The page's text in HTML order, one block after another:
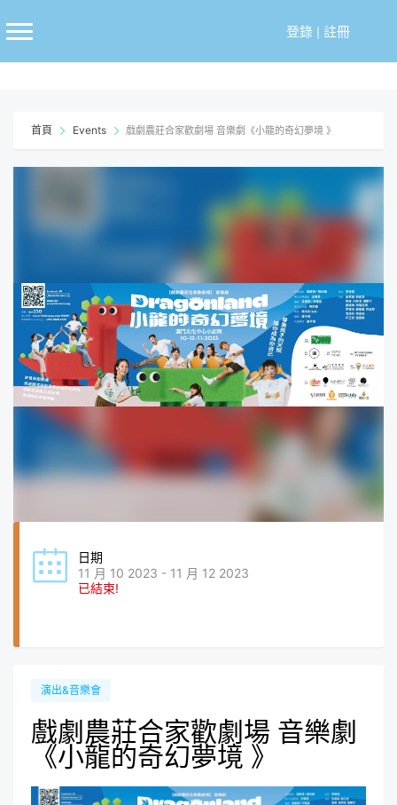
至
登錄| 註冊
首頁 Events 戲劇農莊合家歡劇場 音樂劇《小龍的奇幻夢境 》
日期
11 月 10 2023 - 11 月 12 2023
已結束!
演出&音樂會
戲劇農莊合家歡劇場 音樂劇
《小龍的奇幻夢境 》